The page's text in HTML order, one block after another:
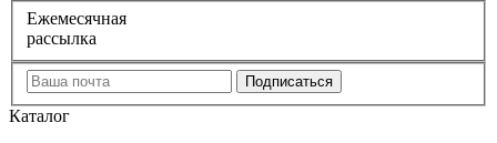
Ежемесячная
рассылка
Каталог